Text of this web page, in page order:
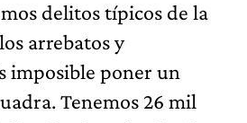
delitos típicos de la
arrebatos y
imposible poner un
Tenemos 26 mil